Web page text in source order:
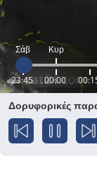
Σάβ Κυρ
23:45 00:00
Δορυφορικές